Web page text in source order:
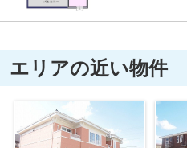
エリアの近い物件